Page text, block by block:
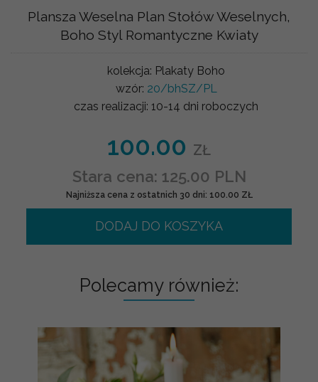
Plansza Weselna Plan Stołów Weselnych,
Boho Styl Romantyczne Kwiaty
kolekcja: Plakaty Boho
wzór: 20/bhSZ/PL
czas realizacji: 10-14 dni roboczych
100.00 ZŁ
Stara cena: 125.00 PLN
Najniższa cena z ostatnich 30 dni: 100.00 ZŁ
DODAJ DO KOSZYKA
Polecamy również: